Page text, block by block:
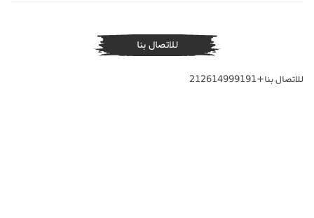
للاتصال بنا
للاتصال بنا+212614999191